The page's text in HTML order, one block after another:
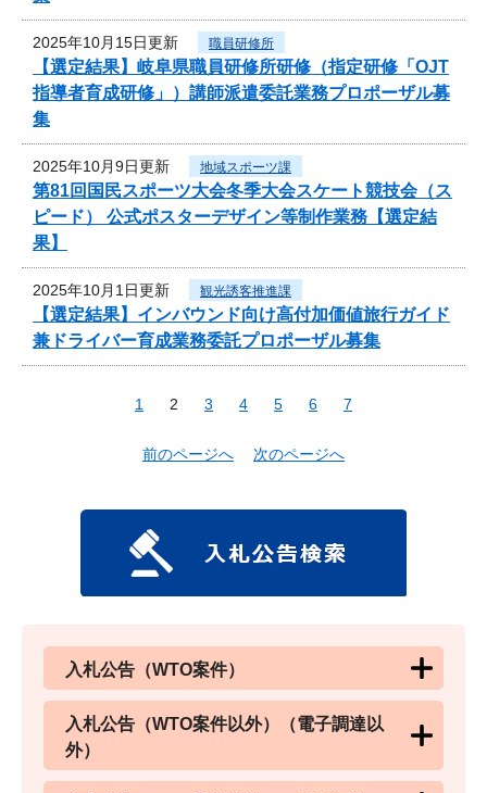
2025年10月15日更新 職員研修所
【選定結果】岐阜県職員研修所研修（指定研修「OJT
指導者育成研修」）講師派遣委託業務プロポーザル募
集
2025年10月9日更新 地域スポーツ課
第81回国民スポーツ大会冬季大会スケート競技会（ス
ピード） 公式ポスターデザイン等制作業務【選定結
果】
2025年10月1日更新 観光誘客推進課
【選定結果】インバウンド向け高付加価値旅行ガイド
兼ドライバー育成業務委託プロポーザル募集
1 2 3 4 5 6 7
前のページへ 次のページへ
入札公告（WTO案件）
入札公告（WTO案件以外）（電子調達以
外）